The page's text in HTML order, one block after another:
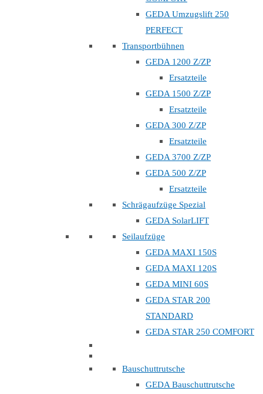
GEDA Umzugslift 250
PERFECT
Transportbühnen
GEDA 1200 Z/ZP
Ersatzteile
GEDA 1500 Z/ZP
Ersatzteile
GEDA 300 Z/ZP
Ersatzteile
GEDA 3700 Z/ZP
GEDA 500 Z/ZP
Ersatzteile
Schrägaufzüge Spezial
GEDA SolarLIFT
Seilaufzüge
GEDA MAXI 150S
GEDA MAXI 120S
GEDA MINI 60S
GEDA STAR 200
STANDARD
GEDA STAR 250 COMFORT
Bauschuttrutsche
GEDA Bauschuttrutsche